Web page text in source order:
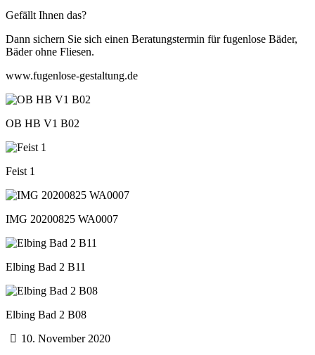
Gefällt Ihnen das?
Dann sichern Sie sich einen Beratungstermin für fugenlose Bäder,
Bäder ohne Fliesen.
www.fugenlose-gestaltung.de
OB HB V1 B02
Feist 1
IMG 20200825 WA0007
Elbing Bad 2 B11
Elbing Bad 2 B08
10. November 2020